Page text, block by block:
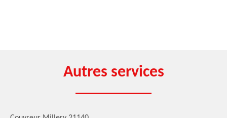
Autres services